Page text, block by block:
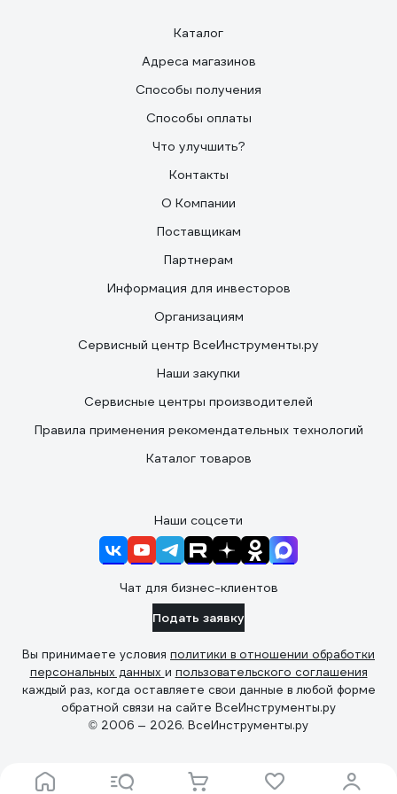
Каталог
Адреса магазинов
Способы получения
Способы оплаты
Что улучшить?
Контакты
О Компании
Поставщикам
Партнерам
Информация для инвесторов
Организациям
Сервисный центр ВсеИнструменты.ру
Наши закупки
Сервисные центры производителей
Правила применения рекомендательных технологий
Каталог товаров
Наши соцсети
Чат для бизнес-клиентов
Подать заявку
Вы принимаете условия политики в отношении обработки
персональных данных и пользовательского соглашения
каждый раз, когда оставляете свои данные в любой форме
обратной связи на сайте ВсеИнструменты.ру
© 2006 — 2026. ВсеИнструменты.ру